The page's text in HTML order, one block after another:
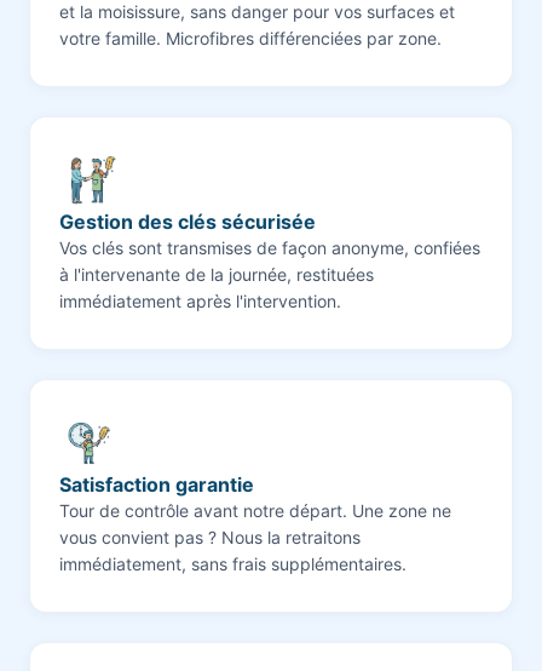
et la moisissure, sans danger pour vos surfaces et
votre famille. Microfibres différenciées par zone.
Gestion des clés sécurisée
Vos clés sont transmises de façon anonyme, confiées
à l'intervenante de la journée, restituées
immédiatement après l'intervention.
Satisfaction garantie
Tour de contrôle avant notre départ. Une zone ne
vous convient pas ? Nous la retraitons
immédiatement, sans frais supplémentaires.